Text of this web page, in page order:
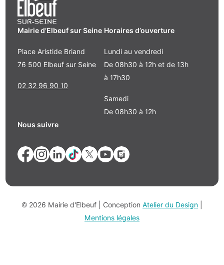
Mairie d’Elbeuf sur Seine
Place Aristide Briand
76 500 Elbeuf sur Seine
02 32 96 90 10
Horaires d’ouverture
Lundi au vendredi
De 08h30 à 12h et de 13h
à 17h30
Samedi
De 08h30 à 12h
Nous suivre
© 2026 Mairie d'Elbeuf | Conception Atelier du Design
Mentions légales